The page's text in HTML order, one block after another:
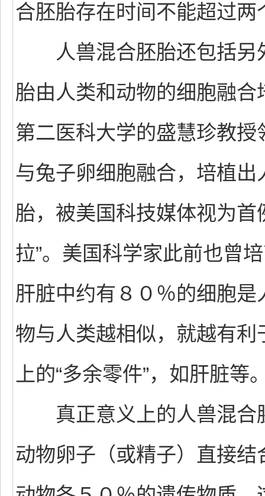
合胚胎存在时间不能超过
人兽混合胚胎还包括另
胎由人类和动物的细胞融
第二医科大学的盛慧珍教
与兔子卵细胞融合，培植
胎，被美国科技媒体视为首
拉”。美国科学家此前也曾
肝脏中约有８０％的细胞
物与人类越相似，就越有
上的“多余零件”，如肝脏等
真正意义上的人兽混合
动物卵子（或精子）直接